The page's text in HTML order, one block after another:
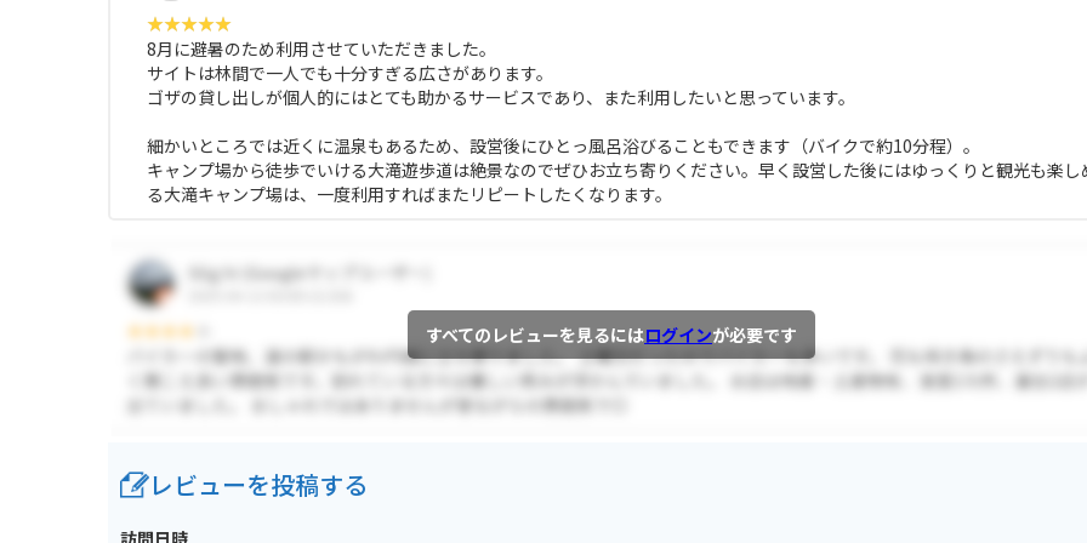
8月に避暑のため利用させていただきました。
サイトは林間で一人でも十分すぎる広さがあります。
ゴザの貸し出しが個人的にはとても助かるサービスであり、また利用したいと思っています。
細かいところでは近くに温泉もあるため、設営後にひとっ風呂浴びることもできます（バイクで約10分程）。
キャンプ場から徒歩でいける大滝遊歩道は絶景なのでぜひお立ち寄りください。早く設営した後にはゆっくりと観光も楽し
る大滝キャンプ場は、一度利用すればまたリピートしたくなります。
すべてのレビューを見るにはログインが必要です
レビューを投稿する
訪問日時